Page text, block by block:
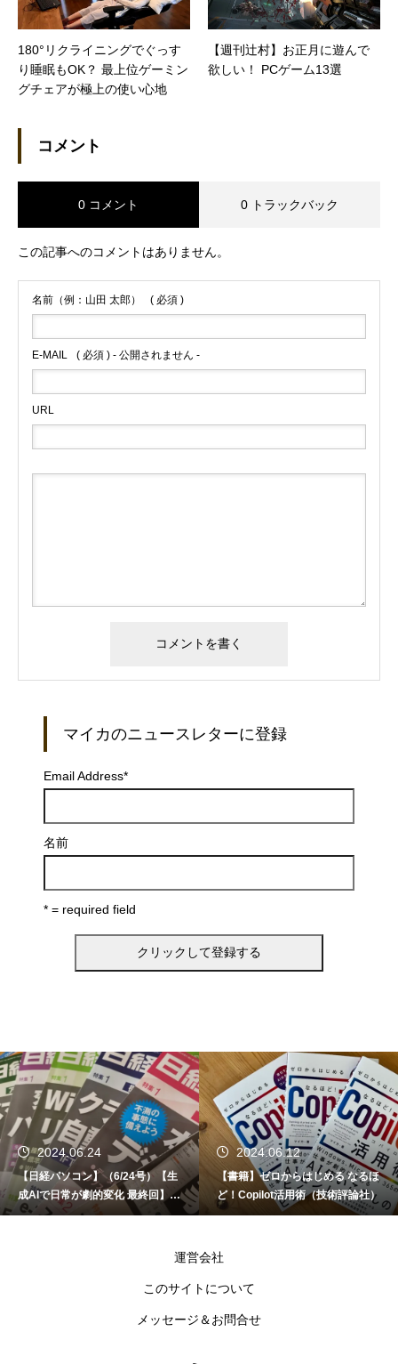
180°リクライニングでぐっす
り睡眠もOK？ 最上位ゲーミン
グチェアが極上の使い心地
【週刊辻村】お正月に遊んで
欲しい！ PCゲーム13選
コメント
0 コメント 0 トラックバック
この記事へのコメントはありません。
名前（例：山田 太郎） ( 必須 )
E-MAIL ( 必須 ) - 公開されません -
URL
マイカのニュースレターに登録
Email Address*
名前
* = required field
2024.06.24
【日経パソコン】（6/24号）【生
成AIで日常が劇的変化 最終回】 A
I時代のアプリケーション／サービ
2024.06.12
【書籍】ゼロからはじめる なるほ
ど！Copilot活用術（技術評論社）
運営会社
このサイトについて
メッセージ＆お問合せ